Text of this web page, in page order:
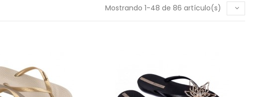
Mostrando 1-48 de 86 artículo(s)